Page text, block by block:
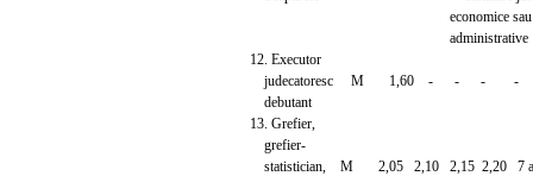
economice sau
administrative
12. Executor
judecatoresc M 1,60 - - - -
debutant
13. Grefier,
grefier-
statistician, M 2,05 2,10 2,15 2,20 7